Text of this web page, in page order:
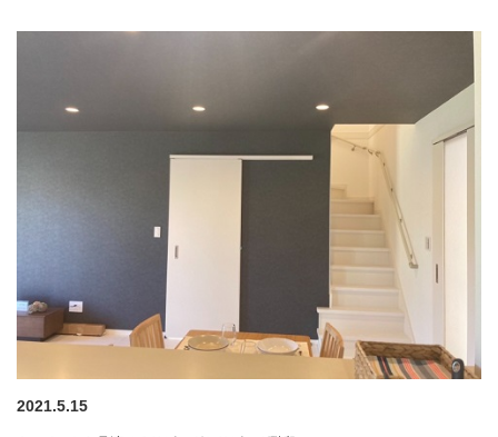
2021.5.15